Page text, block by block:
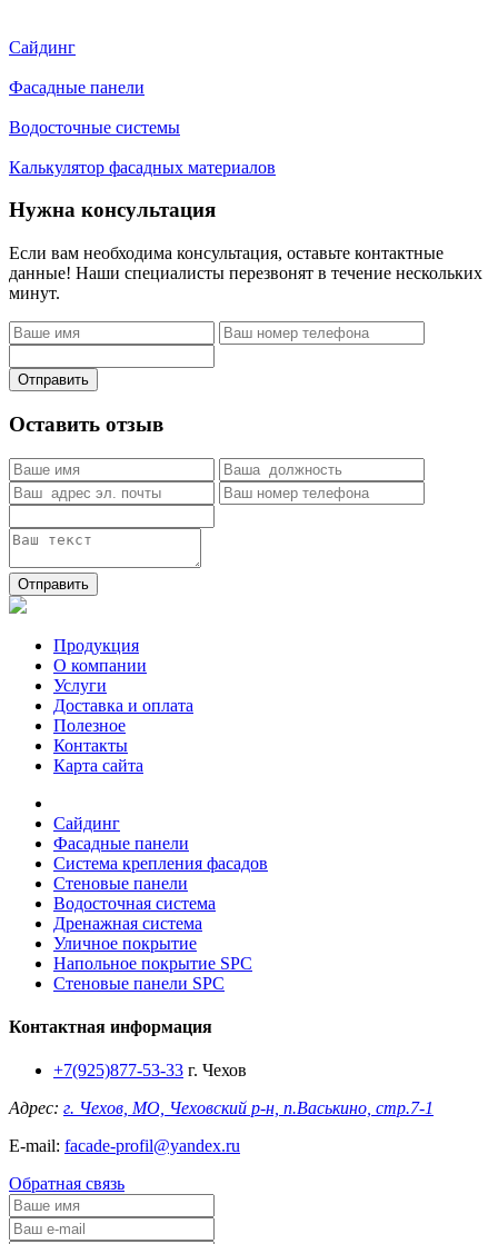
Сайдинг
Фасадные панели
Водосточные системы
Калькулятор фасадных материалов
Нужна консультация
Если вам необходима консультация, оставьте контактные
данные! Наши специалисты перезвонят в течение нескольких
минут.
Отправить
Оставить отзыв
Отправить
Продукция
О компании
Услуги
Доставка и оплата
Полезное
Контакты
Карта сайта
Сайдинг
Фасадные панели
Система крепления фасадов
Стеновые панели
Водосточная система
Дренажная система
Уличное покрытие
Напольное покрытие SPC
Стеновые панели SPC
Контактная информация
+7(925)877-53-33 г. Чехов
Адрес: г. Чехов, МО, Чеховский р-н, п.Васькино, стр.7-1
E-mail: facade-profil@yandex.ru
Обратная связь